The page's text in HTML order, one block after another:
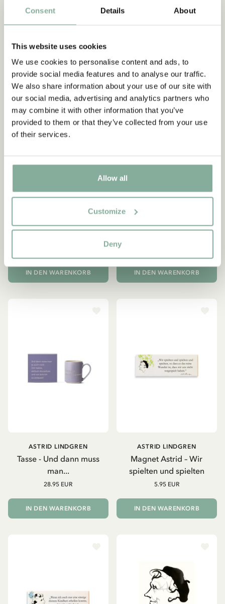
Consent Details About
This website uses cookies
We use cookies to personalise content and ads, to
provide social media features and to analyse our traffic.
We also share information about your use of our site with
our social media, advertising and analytics partners who
may combine it with other information that you’ve
provided to them or that they’ve collected from your use
of their services.
Allow all
Customize
Deny
Produkte
Tasse - Trallari trallahey...
PIPPI LANGSTRUMPF
IN DEN WARENKORB
Cap "Pippilotta Viktualia" -
PIPPI LANGSTRUMPF
IN DEN WARENKORB
Tasse - Und dann muss
man...
ASTRID LINDGREN
28.95 EUR
IN DEN WARENKORB
Magnet Astrid – Wir
spielten und spielten
ASTRID LINDGREN
5.95 EUR
IN DEN WARENKORB
Abonnieren Sie unseren
Newsletter und erhalten Sie 10
% Rabatt!
Werden Sie Abonnent des Astrid Lindgren Store
Newsletters und erhalten Sie exklusive
Angebote sowie spannende Fakten über Astrid
Lindgren. Zusätzlich erhalten Sie 10 % Rabatt auf
Ihren ersten Einkauf!